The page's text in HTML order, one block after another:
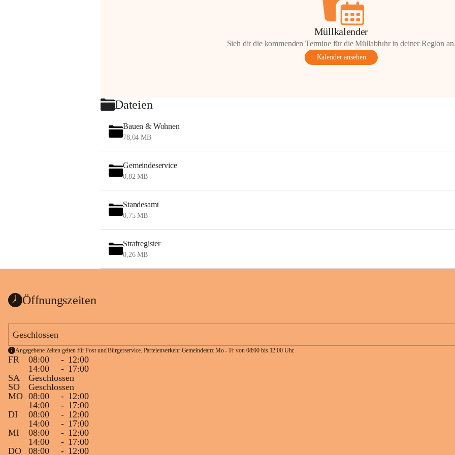
Müllkalender
Sieh dir die kommenden Termine für die Müllabfuhr in deiner Region
Kalender ansehen
Dateien
Bauen & Wohnen
78,04 MB
Gemeindeservice
0,82 MB
Standesamt
0,75 MB
Strafregister
0,26 MB
Öffnungszeiten
Geschlossen
Angegebene Zeiten gelten für Post und Bürgerservice. Parteienverkehr Gemeindeamt Mo - Fr von 08:00 bis 12:00 Uhr.
FR 08:00 - 12:00
14:00
- 17:00
SA
Geschlossen
SO
Geschlossen
MO 08:00 - 12:00
14:00
- 17:00
DI
08:00 - 12:00
14:00
- 17:00
MI
08:00 - 12:00
14:00
- 17:00
DO
08:00 - 12:00